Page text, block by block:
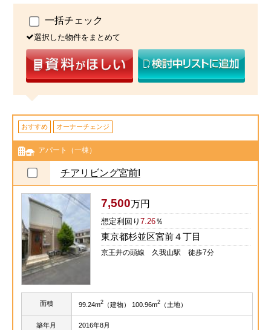
一括チェック
選択した物件をまとめて
おすすめ オーナーチェンジ
アパート（一棟）
チアリビング宮前I
7,500万円
想定利回り7.26％
東京都杉並区宮前４丁目
京王井の頭線 久我山駅 徒歩7分
面積 99.24m2（建物） 100.96m2（土地）
築年月 2016年8月